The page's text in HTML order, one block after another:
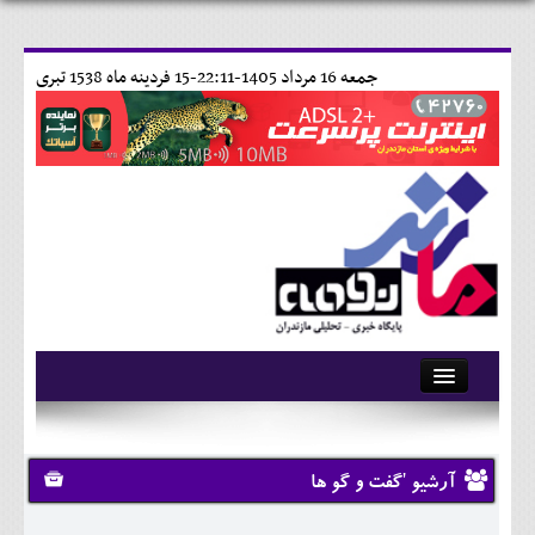
15 فردينه ماه 1538 تبری جمعه 16 مرداد 1405-22:11-
آرشیو
تماس با ما
وبلاگ
آرشیو 'گفت و گو ها